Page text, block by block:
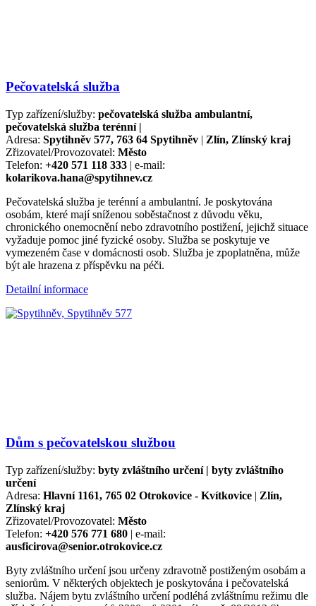
Pečovatelská služba
Typ zařízení/služby: pečovatelská služba ambulantní,
pečovatelská služba terénní |
Adresa: Spytihněv 577, 763 64 Spytihněv | Zlín, Zlínský kraj
Zřizovatel/Provozovatel: Město
Telefon: +420 571 118 333 | e-mail:
kolarikova.hana@spytihnev.cz
Pečovatelská služba je terénní a ambulantní. Je poskytována
osobám, které mají sníženou soběstačnost z důvodu věku,
chronického onemocnění nebo zdravotního postižení, jejichž situace
vyžaduje pomoc jiné fyzické osoby. Služba se poskytuje ve
vymezeném čase v domácnosti osob. Služba je zpoplatněna, může
být ale hrazena z příspěvku na péči.
Detailní informace
Dům s pečovatelskou službou
Typ zařízení/služby: byty zvláštního určení | byty zvláštního
určení
Adresa: Hlavní 1161, 765 02 Otrokovice - Kvítkovice | Zlín,
Zlínský kraj
Zřizovatel/Provozovatel: Město
Telefon: +420 576 771 680 | e-mail:
ausficirova@senior.otrokovice.cz
Byty zvláštního určení jsou určeny zdravotně postiženým osobám a
seniorům. V některých objektech je poskytována i pečovatelská
služba. Nájem bytu zvláštního určení podléhá zvláštnímu režimu dle